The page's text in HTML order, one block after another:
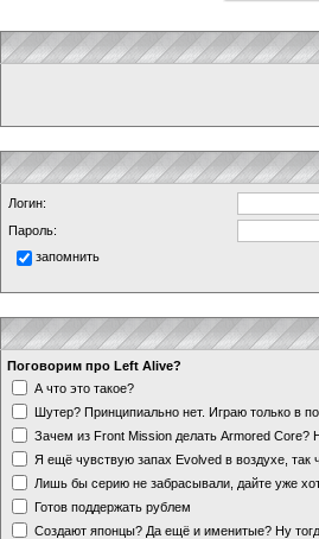
Логин:
Пароль:
запомнить
Поговорим про Left Alive?
А что это такое?
Шутер? Принципиально нет. Играю только в
Зачем из Front Mission делать Armored Core?
Я ещё чувствую запах Evolved в воздухе, так
Лишь бы серию не забрасывали, дайте уже
Готов поддержать рублем
Создают японцы? Да ещё и именитые? Ну